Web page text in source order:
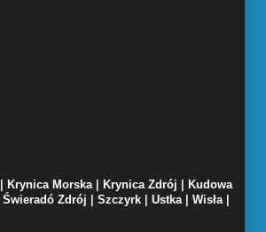
| Krynica Morska| Krynica Zdrój | Kudowa
Świeradó Zdrój | Szczyrk | Ustka | Wisła |